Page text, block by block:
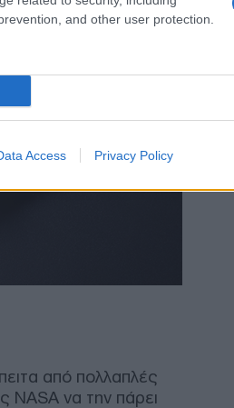
and other user protection.
Access Privacy Policy
από πολλαπλές
NASA να την πάρει